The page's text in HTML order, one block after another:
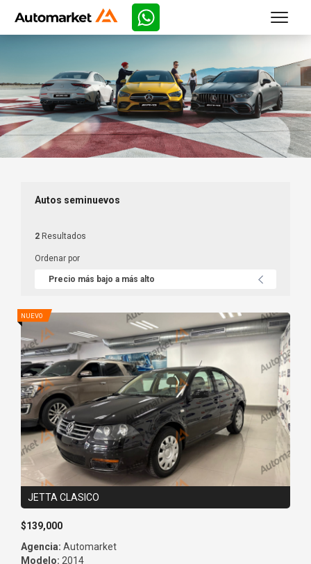
Autos seminuevos
2 Resultados
Ordenar por
Precio más bajo a más alto
JETTA CLASICO
$139,000
Agencia: Automarket
Modelo: 2014